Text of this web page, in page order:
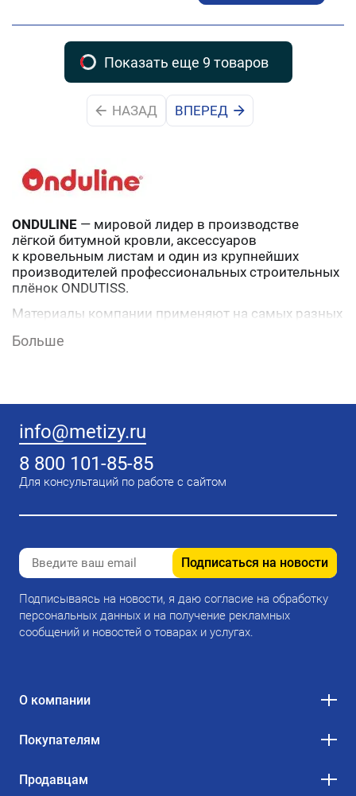
ONDULINE — мировой лидер в производстве
лёгкой битумной кровли, аксессуаров
к кровельным листам и один из крупнейших
производителей профессиональных строительных
плёнок ONDUTISS.
Материалы компании применяют на самых разных
климатических зонах (от заполярного круга
Больше
Показать еще 9 товаров
НАЗАД ВПЕРЕД
info@metizy.ru
8 800 101-85-85
Для консультаций по работе с сайтом
Подписаться на новости
Подписываясь на новости, я даю согласие на обработку
персональных данных и на получение рекламных
сообщений и новостей о товарах и услугах.
О компании
Покупателям
Продавцам